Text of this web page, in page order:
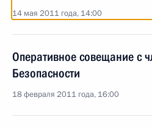
14 мая 2011 года, 14:00
Оперативное совещание с
Безопасности
18 февраля 2011 года, 16:00